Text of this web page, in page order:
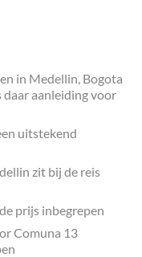
in Medellin, Bogota
daar aanleiding voor
uitstekend
zit bij de reis
prijs inbegrepen
Comuna 13